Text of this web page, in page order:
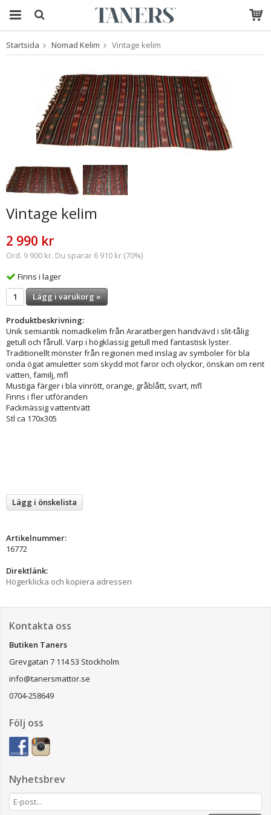
Produkten har blivit
tillagd i varukorgen
Startsida Nomad Kelim Vintage kelim
Vintage kelim
2 990 kr
Ord. 9 900 kr. Du sparar 6 910 kr (70%)
Finns i lager
Lägg i varukorg »
Produktbeskrivning:
Unik semiantik nomadkelim från Araratbergen handvävd i slit-tålig
getull och fårull. Varp i högklassig getull med fantastisk lyster.
Traditionellt mönster från regionen med inslag av symboler för bla
onda ögat amuletter som skydd mot faror och olyckor, önskan om rent
vatten, familj, mfl
Mustiga färger i bla vinrött, orange, gråblått, svart, mfl
Finns i fler utföranden
Fackmässig vattentvätt
Stl ca 170x305
Lägg i önskelista
Artikelnummer:
16772
Direktlänk:
Högerklicka och kopiera adressen
Kontakta oss
Butiken Taners
Grevgatan 7 114 53 Stockholm
info@tanersmattor.se
0704-258649
Följ oss
Nyhetsbrev